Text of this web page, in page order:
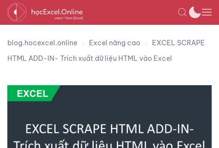
blog.hocexcel.online Excel nâng cao
EXCEL SCRAPE
HTML ADD-IN- Trích xuất dữ liệu HTML vào Excel